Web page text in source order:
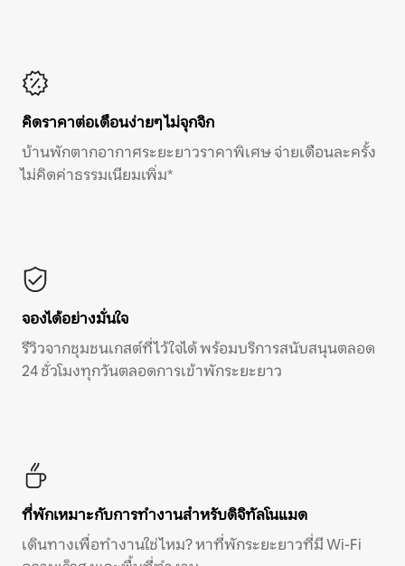
คิดราคาต่อเดือนง่ายๆ ไม่จุกจิก
บ้านพักตากอากาศระยะยาวราคาพิเศษ จ่ายเดือนละครั้ง
ไม่คิดค่าธรรมเนียมเพิ่ม*
จองได้อย่างมั่นใจ
รีวิวจากชุมชนเกสต์ที่ไว้ใจได้ พร้อมบริการสนับสนุนตลอด
24 ชั่วโมงทุกวันตลอดการเข้าพักระยะยาว
ที่พักเหมาะกับการทำงานสำหรับดิจิทัลโนแมด
เดินทางเพื่อทำงานใช่ไหม? หาที่พักระยะยาวที่มี Wi-Fi